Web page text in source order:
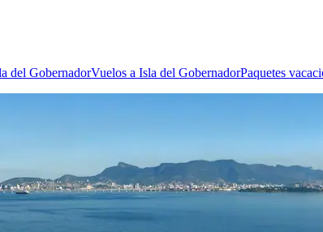
del GobernadorVuelos a Isla del GobernadorPaquetes